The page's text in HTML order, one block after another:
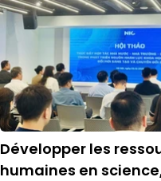
Développer les
humaines en